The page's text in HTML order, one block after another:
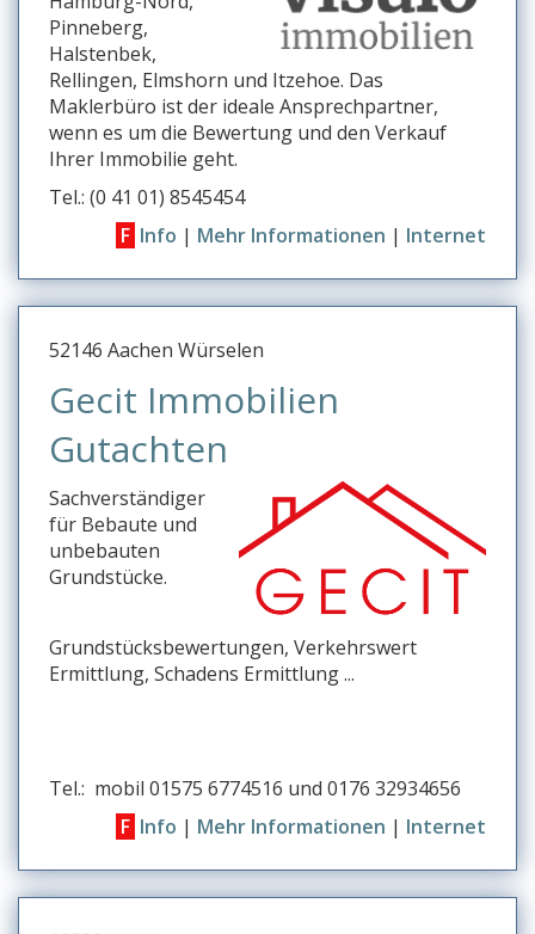
Pinneberg,
Halstenbek,
Rellingen, Elmshorn und Itzehoe. Das
Maklerbüro ist der ideale Ansprechpartner,
wenn es um die Bewertung und den Verkauf
Ihrer Immobilie geht.
Tel.: (0 41 01) 8545454
F Info | Mehr Informationen | Internet
52146 Aachen Würselen
Gecit Immobilien
Gutachten
Sachverständiger
für Bebaute und
unbebauten
Grundstücke.
Grundstücksbewertungen, Verkehrswert
Ermittlung, Schadens Ermittlung ...
Tel.: mobil 01575 6774516 und 0176 32934656
F Info | Mehr Informationen | Internet